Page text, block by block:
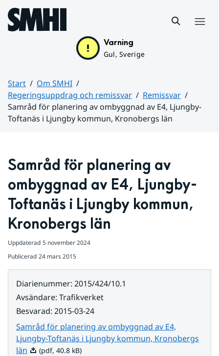
Hoppa till sidans innehåll
Varning
Gul, Sverige
Start
Om SMHI
Regeringsuppdrag och remissvar
Remissvar
Samråd för planering av ombyggnad av E4, Ljungby-
Toftanäs i Ljungby kommun, Kronobergs län
Samråd för planering av
ombyggnad av E4, Ljungby-
Toftanäs i Ljungby kommun,
Kronobergs län
Uppdaterad 5 november 2024
Publicerad 24 mars 2015
Diarienummer: 2015/424/10.1
Avsändare: Trafikverket
Besvarad: 2015-03-24
Samråd för planering av ombyggnad av E4,
Ljungby-Toftanäs i Ljungby kommun, Kronobergs
län Pdf, 40.8 kB.
(pdf, 40.8 kB)